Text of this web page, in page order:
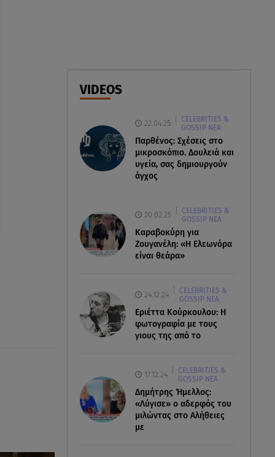
Ευρυδίκη Βαλαβάνη για
Γρηγόρη Μόργκαν:
«Oνειρευόμουν έναν άντρα σαν
εσένα»
VIDEOS
22.04.25
CELEBRITIES &
GOSSIP ΝΕΑ
Παρθένος: Σχέσεις στο
μικροσκόπιο. Δουλειά και
υγεία, σας δημιουργούν
άγχος
20.02.25
CELEBRITIES &
GOSSIP ΝΕΑ
Καραβοκύρη για
Ζουγανέλη: «Η Ελεωνόρα
είναι θεάρα»
24.12.24
CELEBRITIES &
GOSSIP ΝΕΑ
Εριέττα Κούρκουλου: Η
φωτογραφία με τους
γιους της από το
17.12.24
CELEBRITIES &
GOSSIP ΝΕΑ
Δημήτρης Ήμελλος:
«Λύγισε» ο αδερφός του
μιλώντας στο Αλήθειες
με